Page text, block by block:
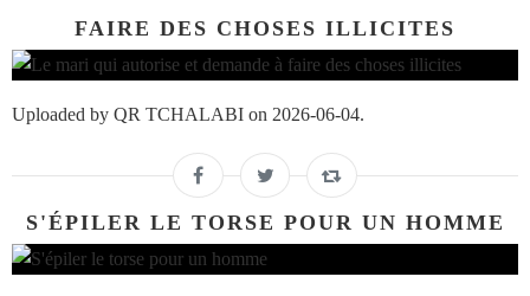
FAIRE DES CHOSES ILLICITES
Uploaded by QR TCHALABI on 2026-06-04.
S'ÉPILER LE TORSE POUR UN HOMME